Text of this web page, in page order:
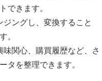
できます。
ングし、変換すること
。
味関心、購買履歴など、さ
タを整理できます。